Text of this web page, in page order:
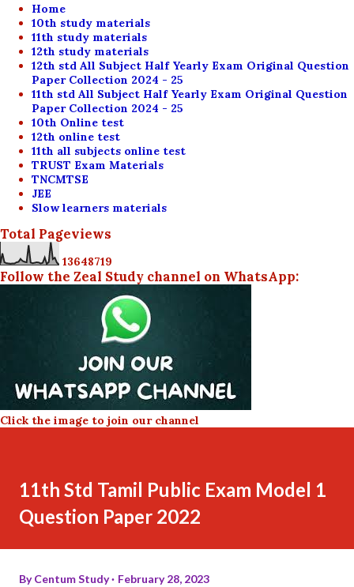
Home
10th study materials
11th study materials
12th study materials
12th std All Subject Half Yearly Exam Original Question
Paper Collection 2024 - 25
11th std All Subject Half Yearly Exam Original Question
Paper Collection 2024 - 25
10th Online test
12th online test
11th all subjects online test
TRUST Exam Materials
TNCMTSE
JEE
Slow learners materials
Total Pageviews
13648719
Follow the Zeal Study channel on WhatsApp:
Click the image to join our channel
11th Std Tamil Public Exam Model 1
Question Paper 2022
ByCentum Study February 28, 2023